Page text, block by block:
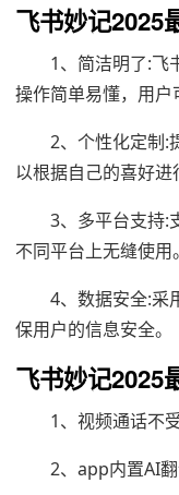
飞书妙记2025
1、简洁明了:飞
操作简单易懂，用户
2、个性化定制:
以根据自己的喜好进
3、多平台支持:
不同平台上无缝使用。
4、数据安全:采
保用户的信息安全。
飞书妙记2025
1、视频通话不
2、app内置AI